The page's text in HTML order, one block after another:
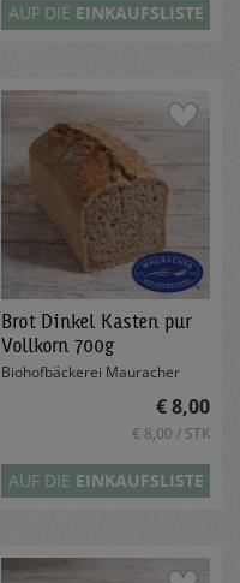
AUF DIE EINKAUFSLISTE
Brot Dinkel Kasten pur
Vollkorn 700g
Biohofbäckerei Mauracher
€ 8,00
€ 8,00 / STK
AUF DIE EINKAUFSLISTE